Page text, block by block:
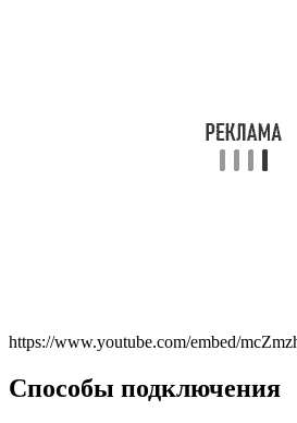
https://www.youtube.com/embed/
Способы подключения